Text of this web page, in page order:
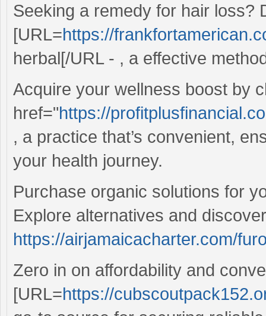
Seeking a remedy for hair loss?
[URL=https://
herbal[/URL - , a effective
Acquire your wellness boost by
href="https://
, a practice that’s convenient,
your health journey.
Purchase organic solutions for
Explore alternatives and
https://airjamaicacharter.com/
Zero in on affordability and
[URL=https://